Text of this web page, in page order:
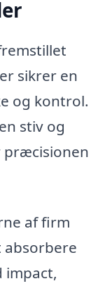
sikrer en
og kontrol.
stiv og
præcisionen
af firm
absorbere
impact,